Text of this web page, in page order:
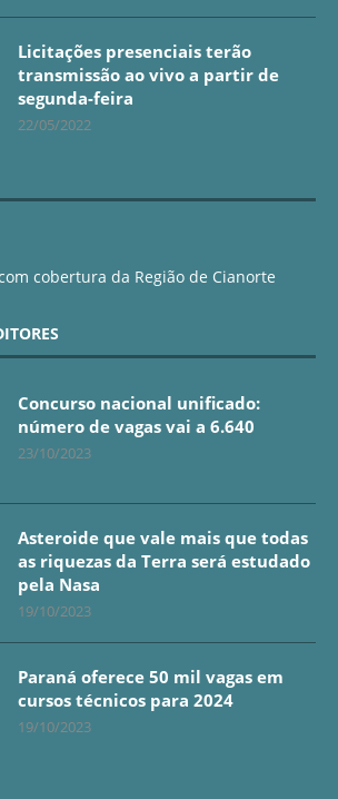
Licitações presenciais terão
transmissão ao vivo a partir de
segunda-feira
22/05/2022
cobertura da Região de Cianorte
Concurso nacional unificado:
número de vagas vai a 6.640
23/10/2023
Asteroide que vale mais que todas
as riquezas da Terra será estudado
pela Nasa
19/10/2023
Paraná oferece 50 mil vagas em
cursos técnicos para 2024
19/10/2023